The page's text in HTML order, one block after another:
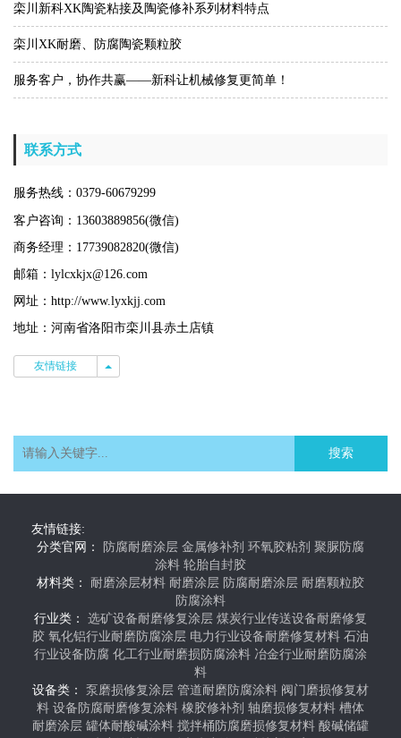
栾川新科XK陶瓷粘接及陶瓷修补系列材料特点
栾川XK耐磨、防腐陶瓷颗粒胶
服务客户，协作共赢——新科让机械修复更简单！
联系方式
服务热线：0379-60679299
客户咨询：13603889856(微信)
商务经理：17739082820(微信)
邮箱：lylcxkjx@126.com
网址：http://www.lyxkjj.com
地址：河南省洛阳市栾川县赤土店镇
友情链接 友情链接
搜索
友情链接:
分类官网：
防腐耐磨涂层 金属修补剂 环氧胶粘剂 聚脲防腐
涂料 轮胎自封胶
材料类： 耐磨涂层材料 耐磨涂层 防腐耐磨涂层 耐磨颗粒胶
防腐涂料
行业类： 选矿设备耐磨修复涂层 煤炭行业传送设备耐磨修复
胶 氧化铝行业耐磨防腐涂层 电力行业设备耐磨修复材料 石油
行业设备防腐 化工行业耐磨损防腐涂料 冶金行业耐磨防腐涂
料
设备类： 泵磨损修复涂层 管道耐磨防腐涂料 阀门磨损修复材
料 设备防腐耐磨修复涂料 橡胶修补剂 轴磨损修复材料 槽体
耐磨涂层 罐体耐酸碱涂料 搅拌桶防腐磨损修复材料 酸碱储罐